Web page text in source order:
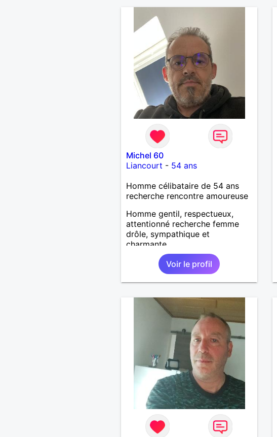
Michel 60
Liancourt - 54 ans
Homme célibataire de 54 ans
recherche rencontre amoureuse
Homme gentil, respectueux,
attentionné recherche femme
drôle, sympathique et
charmante
Voir le profil